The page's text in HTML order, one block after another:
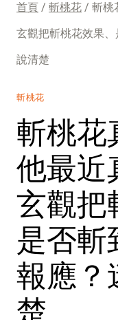
首頁 / 斬桃花 / 斬桃
玄觀把斬桃花效果
說清楚
斬桃花
斬桃花
他最近
玄觀把
是否斬
報應？
楚